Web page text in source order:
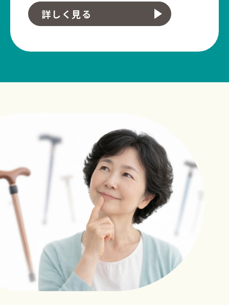
詳しく見る